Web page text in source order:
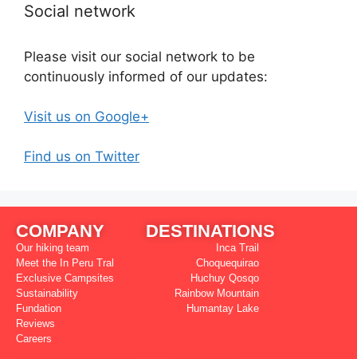
Social network
Please visit our social network to be
continuously informed of our updates:
Visit us on Google+
Find us on Twitter
COMPANY
Our hiking team
Meet the In Peru Tral
Exclusive Campsites
Sustainability
Fundation
Reviews
Careers
DESTINATIONS
Inca Trail
Choquequirao
Huchuy Qosqo
Rainbow Mountain
Humantay Lake